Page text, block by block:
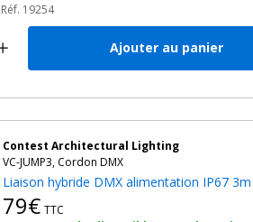
Réf. 19254
Ajouter au panier
Contest Architectural Lighting
VC-JUMP3, Cordon DMX
Liaison hybride DMX alimentation IP67 3m
79€ TTC